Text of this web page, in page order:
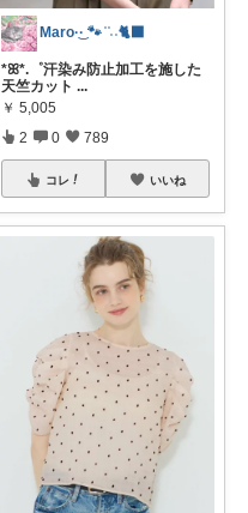
Maro·͜· 🐾 ͗ ͗˒˒🐈‍⬛
*ꕤ*.゜汗染み防止加工を施した
天竺カット ...
￥ 5,005
2 0 789
コレ いいね